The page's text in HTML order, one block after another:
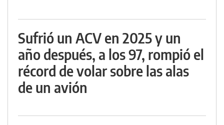
Sufrió un ACV en 2025 y un
año después, a los 97, rompió el
récord de volar sobre las alas
de un avión